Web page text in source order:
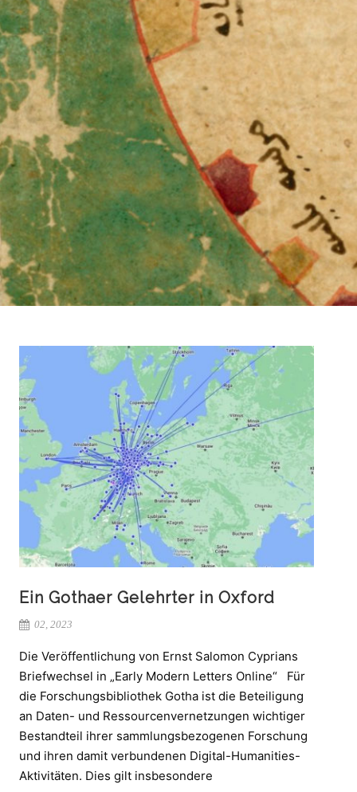
Ein Gothaer Gelehrter in Oxford
02, 2023
Die Veröffentlichung von Ernst Salomon Cyprians
Briefwechsel in „Early Modern Letters Online“ Für
die Forschungsbibliothek Gotha ist die Beteiligung
an Daten- und Ressourcenvernetzungen wichtiger
Bestandteil ihrer sammlungsbezogenen Forschung
und ihren damit verbundenen Digital-Humanities-
Aktivitäten. Dies gilt insbesondere